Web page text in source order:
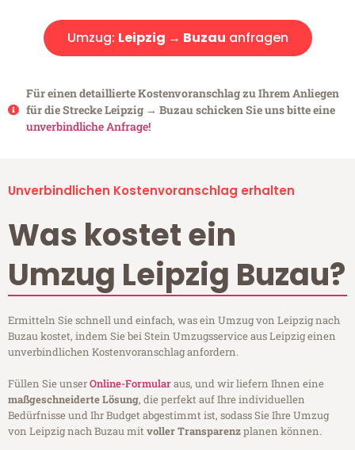
Umzug: Leipzig → Buzau anfragen
Für einen detaillierte Kostenvoranschlag zu Ihrem Anliegen
für die Strecke Leipzig → Buzau schicken Sie uns bitte eine
unverbindliche Anfrage!
Unverbindlichen Kostenvoranschlag erhalten
Was kostet ein
Umzug Leipzig Buzau?
Ermitteln Sie schnell und einfach, was ein Umzug von Leipzig nach
Buzau kostet, indem Sie bei Stein Umzugsservice aus Leipzig einen
unverbindlichen Kostenvoranschlag anfordern.
Füllen Sie unserOnline-Formularaus, und wir liefern Ihnen eine
maßgeschneiderte Lösung, die perfekt auf Ihre individuellen
Bedürfnisse und Ihr Budget abgestimmt ist, sodass Sie Ihre Umzug
von Leipzig nach Buzau mitvoller Transparenzplanen können.